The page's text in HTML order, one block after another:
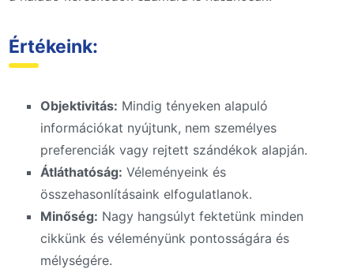
Értékeink:
Objektivitás: Mindig tényeken alapuló
információkat nyújtunk, nem személyes
preferenciák vagy rejtett szándékok alapján.
Átláthatóság: Véleményeink és
összehasonlításaink elfogulatlanok.
Minőség: Nagy hangsúlyt fektetünk minden
cikkünk és véleményünk pontosságára és
mélységére.